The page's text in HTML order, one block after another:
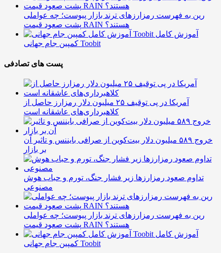
رین به فهرست رمزارزهای ترند بازار پیوست؛ چه عواملی
پشت صعود قیمت RAIN هستند؟
آموزش کامل
کمپین جام جهانی Toobit
پست های تصادفی
آمریکا در پی توقیف ۲۵ میلیون دلار رمزارز حاصل از
کلاهبرداری‌های عاشقانه است
خروج ۵۸۹ میلیون دلار بیت‌کوین از صرافی بایننس و تاثیر آن
بر بازار
تداوم صعود رمزارزها زیر فشار جنگ، تورم و حباب هوش
مصنوعی
رین به فهرست رمزارزهای ترند بازار پیوست؛ چه عواملی
پشت صعود قیمت RAIN هستند؟
آموزش کامل
کمپین جام جهانی Toobit